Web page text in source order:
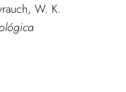
W. K.